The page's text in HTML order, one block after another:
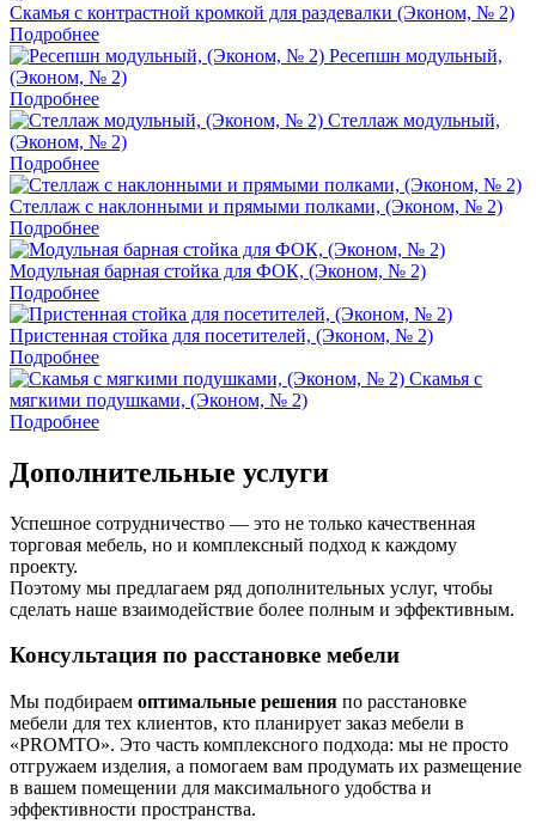
Скамья с контрастной кромкой для раздевалки (Эконом, № 2)
Подробнее
Ресепшн модульный,
(Эконом, № 2)
Подробнее
Стеллаж модульный,
(Эконом, № 2)
Подробнее
Стеллаж с наклонными и прямыми полками, (Эконом, № 2)
Подробнее
Модульная барная стойка для ФОК, (Эконом, № 2)
Подробнее
Пристенная стойка для посетителей, (Эконом, № 2)
Подробнее
Скамья с
мягкими подушками, (Эконом, № 2)
Подробнее
Дополнительные услуги
Успешное сотрудничество — это не только качественная
торговая мебель, но и комплексный подход к каждому
проекту.
Поэтому мы предлагаем ряд дополнительных услуг, чтобы
сделать наше взаимодействие более полным и эффективным.
Консультация по расстановке мебели
Мы подбираем оптимальные решения по расстановке
мебели для тех клиентов, кто планирует заказ мебели в
«PROMTO». Это часть комплексного подхода: мы не просто
отгружаем изделия, а помогаем вам продумать их размещение
в вашем помещении для максимального удобства и
эффективности пространства.